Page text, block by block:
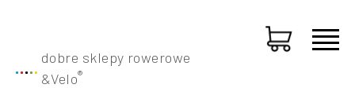
dobre sklepy rowerowe
&Velo®